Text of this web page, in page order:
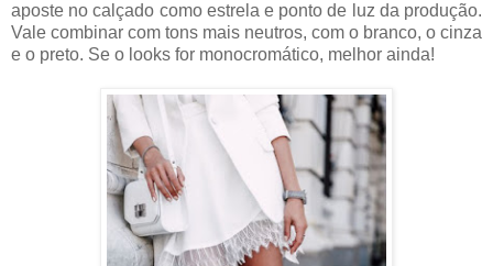
aposte no calçado como estrela e ponto de luz da produção.
Vale combinar com tons mais neutros, com o branco, o cinza
e o preto. Se o looks for monocromático, melhor ainda!